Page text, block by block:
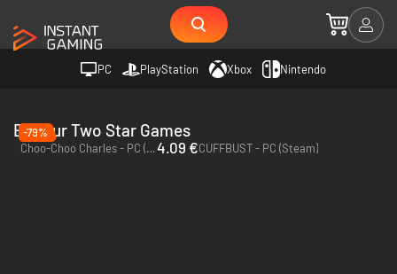
PC PlayStation Xbox Nintendo
Editeur Two Star Games
-79%
Choo-Choo Charles - PC (Steam)4.09 €CUFFBUST - PC (Steam)